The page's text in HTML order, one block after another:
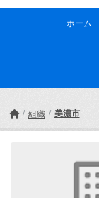
ホーム
組織 美濃市